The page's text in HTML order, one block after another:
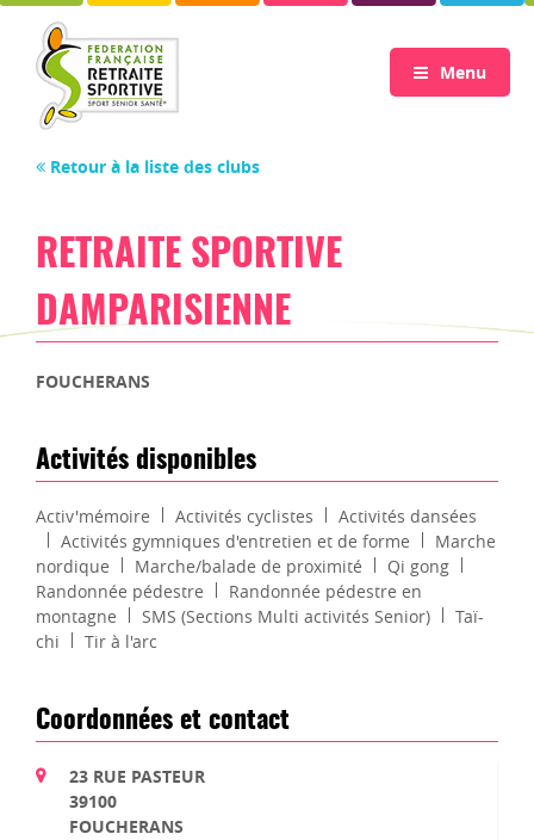
Retour à la liste des clubs
RETRAITE SPORTIVE
DAMPARISIENNE
FOUCHERANS
Activités disponibles
Activ'mémoire Activités cyclistes
Activités dansées
Activités gymniques d'entretien et de forme
Marche
nordique
Marche/balade de proximité
Qi gong
Randonnée pédestre
Randonnée pédestre en
montagne
SMS (Sections Multi activités Senior)
Taï-
chi
Tir à l'arc
Coordonnées et contact
23 RUE PASTEUR
39100
FOUCHERANS
Menu